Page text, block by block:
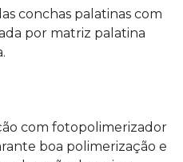
conchas palatinas com
por matriz palatina
com fotopolimerizador
boa polimerização e